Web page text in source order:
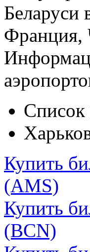
Беларуси
Франция,
Купить
(AMS)
Купить
(BCN)